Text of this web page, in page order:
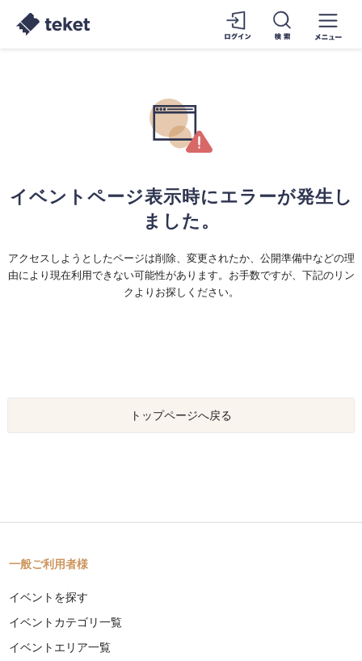
イベントページ表示時にエラーが発生し
ました。
アクセスしようとしたページは削除、変更されたか、公開準備中などの理
由により現在利用できない可能性があります。お手数ですが、下記のリン
クよりお探しください。
トップページへ戻る
一般ご利用者様
イベントを探す
イベントカテゴリ一覧
イベントエリア一覧